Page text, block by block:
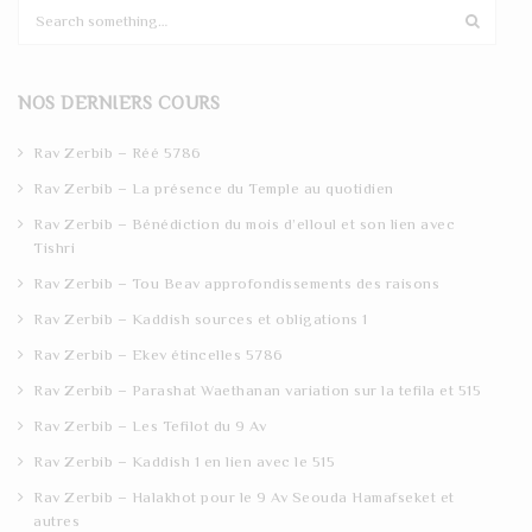
c
NOS DERNIERS COURS
Rav Zerbib – Réé 5786
Rav Zerbib – La présence du Temple au quotidien
Rav Zerbib – Bénédiction du mois d’elloul et son lien avec
Tishri
Rav Zerbib – Tou Beav approfondissements des raisons
Rav Zerbib – Kaddish sources et obligations 1
Rav Zerbib – Ekev étincelles 5786
Rav Zerbib – Parashat Waethanan variation sur la tefila et 515
Rav Zerbib – Les Tefilot du 9 Av
Rav Zerbib – Kaddish 1 en lien avec le 515
Rav Zerbib – Halakhot pour le 9 Av Seouda Hamafseket et
autres